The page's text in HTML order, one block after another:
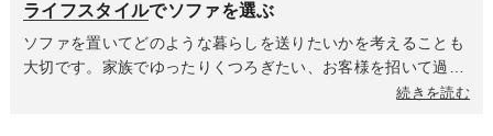
る機能が豊富です。
ア雑貨も一緒に考えると、より完成度の高いおしゃれなリビン
グに仕上がります。
ライフスタイルでソファを選ぶ
ソファを置いてどのような暮らしを送りたいかを考えることも
大切です。家族でゆったりくつろぎたい、お客様を招いて過ご
したい、テレビや本を楽しみたい、寝転がって休みたい…など
続きを読む